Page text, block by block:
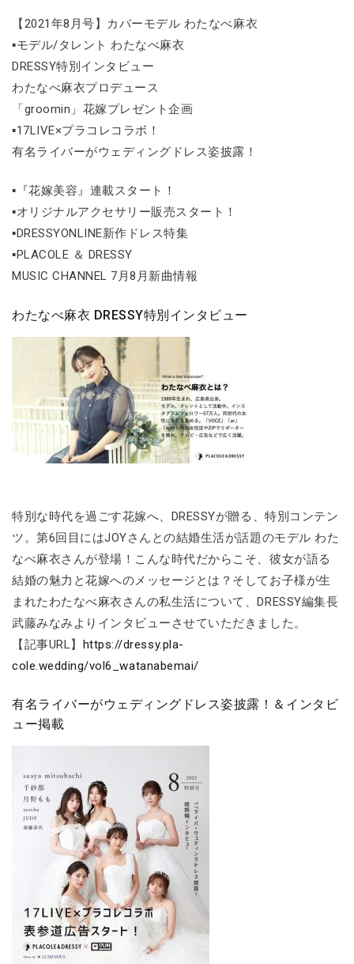
【2021年8月号】カバーモデル わたなべ麻衣
▪モデル/タレント わたなべ麻衣
DRESSY特別インタビュー
わたなべ麻衣プロデュース
「groomin」花嫁プレゼント企画
▪17LIVE×プラコレコラボ！
有名ライバーがウェディングドレス姿披露！
▪『花嫁美容』連載スタート！
▪オリジナルアクセサリー販売スタート！
▪DRESSYONLINE新作ドレス特集
▪PLACOLE ＆ DRESSY
MUSIC CHANNEL 7月8月新曲情報
わたなべ麻衣 DRESSY特別インタビュー
特別な時代を過ごす花嫁へ、DRESSYが贈る、特別コンテン
ツ。第6回目にはJOYさんとの結婚生活が話題のモデル わた
なべ麻衣さんが登場！こんな時代だからこそ、彼女が語る
結婚の魅力と花嫁へのメッセージとは？そしてお子様が生
まれたわたなべ麻衣さんの私生活について、DRESSY編集長
武藤みなみよりインタビューさせていただきました。
【記事URL】 https://dressy.pla-
cole.wedding/vol6_watanabemai/
有名ライバーがウェディングドレス姿披露！＆インタビ
ュー掲載